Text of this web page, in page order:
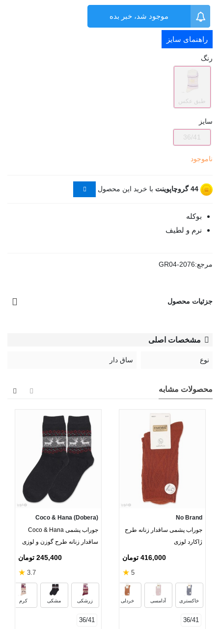
موجود شد، خبر بده
راهنمای سایز
رنگ
طبق عکس
سایز
36/41
ناموجود
44گروچاپوینت با خرید این محصول
بوکله
نرم و لطیف
مرجع:GR04-2076
جزئیات محصول
مشخصات اصلی
نوع ساق دار
محصولات مشابه
No Brand
جوراب پشمی ساقدار زنانه طرح
ژاکارد لوزی
416,000 تومان
5
★
خاکستری آدامسی خردلی
سبز ارتشی
36/41
Coco & Hana (Dobera)
جوراب پشمی Coco & Hana
ساقدار زنانه طرح گوزن و لوزی
245,400 تومان
3.7
★
زرشکی مشکی کرم
36/41